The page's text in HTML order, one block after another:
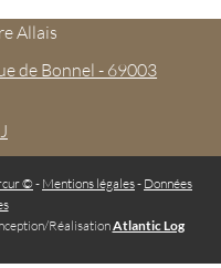
Allais
de Bonnel - 69003
© - Mentions légales- Données
RéalisationAtlantic Log